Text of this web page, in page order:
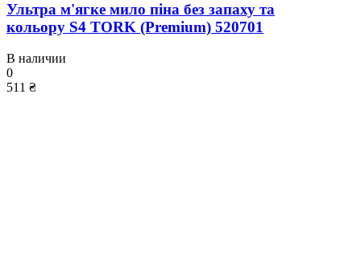
Ультра м'ягке мило піна без запаху та
кольору S4 TORK (Premium) 520701
В наличии
0
511 ₴